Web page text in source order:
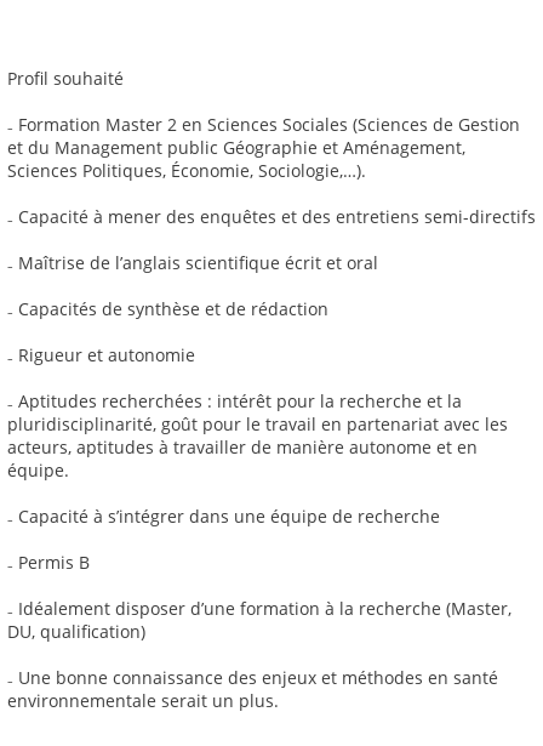
Profil souhaité
₋ Formation Master 2 en Sciences Sociales (Sciences de Gestion
et du Management public Géographie et Aménagement,
Sciences Politiques, Économie, Sociologie,…).
₋ Capacité à mener des enquêtes et des entretiens semi-directifs
₋ Maîtrise de l’anglais scientifique écrit et oral
₋ Capacités de synthèse et de rédaction
₋ Rigueur et autonomie
₋ Aptitudes recherchées : intérêt pour la recherche et la
pluridisciplinarité, goût pour le travail en partenariat avec les
acteurs, aptitudes à travailler de manière autonome et en
équipe.
₋ Capacité à s’intégrer dans une équipe de recherche
₋ Permis B
₋ Idéalement disposer d’une formation à la recherche (Master,
DU, qualification)
₋ Une bonne connaissance des enjeux et méthodes en santé
environnementale serait un plus.